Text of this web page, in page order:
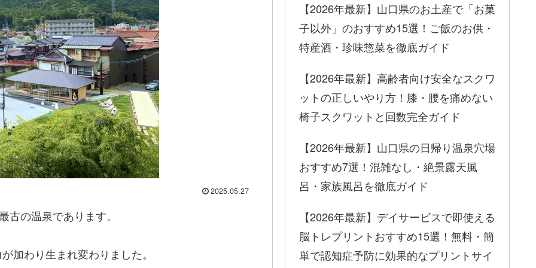
2025.05.27
の温泉であります。
加わり生まれ変わりました。
【2026年最新】山口県のお土産で「お菓
子以外」のおすすめ15選！ご飯のお供・
特産酒・珍味惣菜を徹底ガイド
【2026年最新】高齢者向け安全なスクワ
ットの正しいやり方！膝・腰を痛めない
椅子スクワットと回数完全ガイド
【2026年最新】山口県の日帰り温泉穴場
おすすめ7選！混雑なし・絶景露天風
呂・家族風呂を徹底ガイド
【2026年最新】デイサービスで即使える
脳トレプリントおすすめ15選！無料・簡
単で認知症予防に効果的なプリントサイ